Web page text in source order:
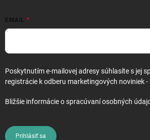
EMAIL
Poskytnutím e-mailovej adresy súhlasíte s jej
registrácie k odberu marketingových noviniek
Bližšie informácie o spracúvaní osobných
Prihlásiť sa